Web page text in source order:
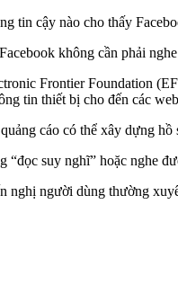
tin cậy nào cho thấy
không cần phải
Frontier Foundation
tin thiết bị cho đến các
cáo có thể xây dựng
“đọc suy nghĩ” hoặc nghe
nghị người dùng thường